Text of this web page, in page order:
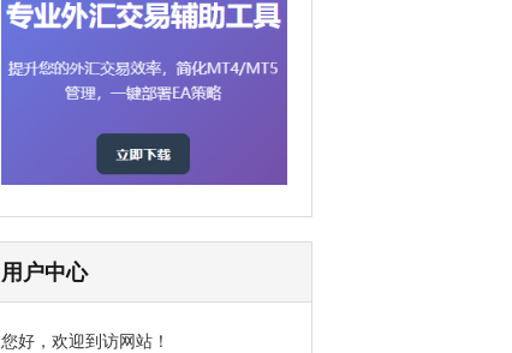
用户中心
您好，欢迎到访网站！